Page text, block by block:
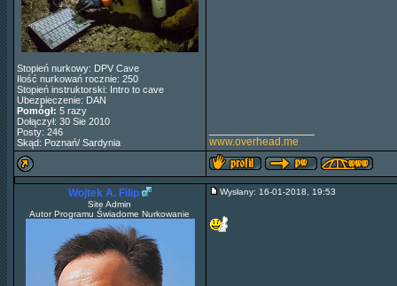
Stopień nurkowy: DPV Cave
Ilość nurkowań rocznie: 250
Stopień instruktorski: Intro to cave
Ubezpieczenie: DAN
Pomógł: 5 razy
Dołączył: 30 Sie 2010
Posty: 246
Skąd: Poznań/ Sardynia
www.overhead.me
Wojtek A. Filip
Site Admin
Autor Programu Świadome Nurkowanie
Wysłany: 16-01-2018, 19:53